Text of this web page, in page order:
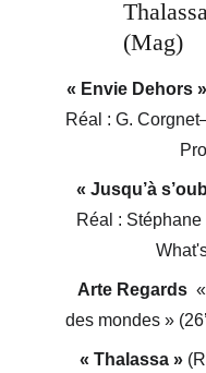
(Mag)
« Envie Dehors »
Réal : G.
« Jusqu’à
Réal :
Arte Regards
des mondes »
« Thalassa »